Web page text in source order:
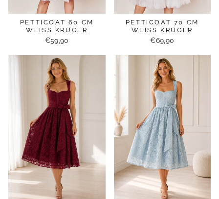
PETTICOAT 60 CM
WEISS KRÜGER
€59,90
PETTICOAT 70 CM
WEISS KRÜGER
€69,90